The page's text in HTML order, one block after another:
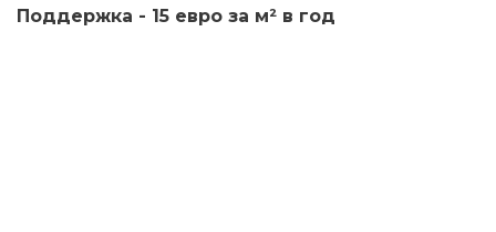
Поддержка - 15 евро за м² в год